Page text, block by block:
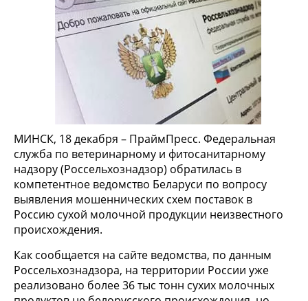
МИНСК, 18 декабря – ПраймПресс. Федеральная
служба по ветеринарному и фитосанитарному
надзору (Россельхознадзор) обратилась в
компетентное ведомство Беларуси по вопросу
выявления мошеннических схем поставок в
Россию сухой молочной продукции неизвестного
происхождения.
Как сообщается на сайте ведомства, по данным
Россельхознадзора, на территории России уже
реализовано более 36 тыс тонн сухих молочных